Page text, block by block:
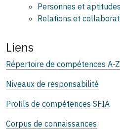
Personnes et aptitudes
Relations et
Liens
Répertoire de compétences A-Z
Niveaux de responsabilité
Profils de compétences SFIA
Corpus de connaissances